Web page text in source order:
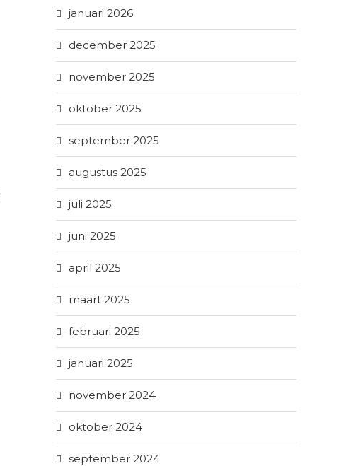
januari 2026
december 2025
november 2025
oktober 2025
september 2025
augustus 2025
juli 2025
juni 2025
april 2025
maart 2025
februari 2025
januari 2025
november 2024
oktober 2024
september 2024